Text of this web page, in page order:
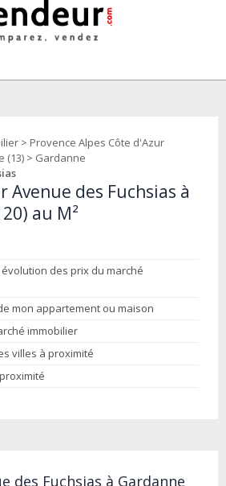
> Provence Alpes Côte d'Azur
(13) > Gardanne
Avenue des Fuchsias à
au M²
des prix du marché
mon appartement ou maison
immobilier
villes à proximité
des Fuchsias à Gardanne